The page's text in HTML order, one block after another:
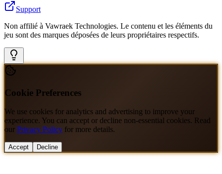
Support
Non affilié à Vawraek Technologies. Le contenu et les éléments du
jeu sont des marques déposées de leurs propriétaires respectifs.
Cookie Preferences
We use cookies for analytics and advertising to improve your
experience. You can accept or decline non-essential cookies. Read
our Privacy Policy for more details.
Accept Decline